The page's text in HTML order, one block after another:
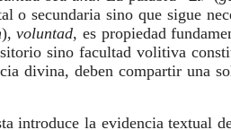
o secundaria sino que sigue
),voluntad, es propiedad
sino facultad volitiva
divina, deben compartir una
introduce la evidencia textual